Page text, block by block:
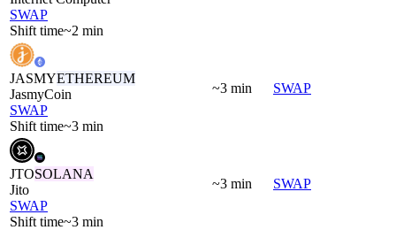
SWAP
Shift time~2 min
JASMYETHEREUM
JasmyCoin
SWAP
Shift time~3 min
~3 min SWAP
JTOSOLANA
Jito
SWAP
Shift time~3 min
~3 min SWAP